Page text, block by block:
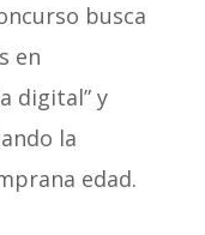
busca
en
digital” y
la
edad.